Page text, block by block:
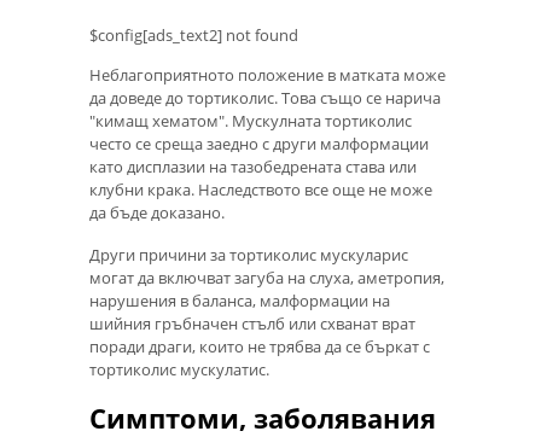
$config[ads_text2] not found
Неблагоприятното положение в матката може
да доведе до тортиколис. Това също се нарича
"кимащ хематом". Мускулната тортиколис
често се среща заедно с други малформации
като дисплазии на тазобедрената става или
клубни крака. Наследството все още не може
да бъде доказано.
Други причини за тортиколис мускуларис
могат да включват загуба на слуха, аметропия,
нарушения в баланса, малформации на
шийния гръбначен стълб или схванат врат
поради драги, които не трябва да се бъркат с
тортиколис мускулатис.
Симптоми, заболявания